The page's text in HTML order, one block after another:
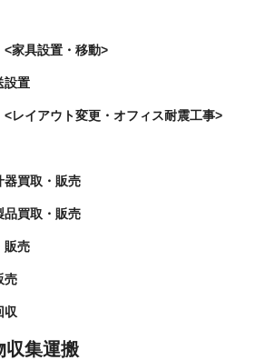
家具設置・移動>
設置
レイアウト変更・オフィス耐震工事>
器買取・販売
品買取・販売
販売
売
収
収集運搬